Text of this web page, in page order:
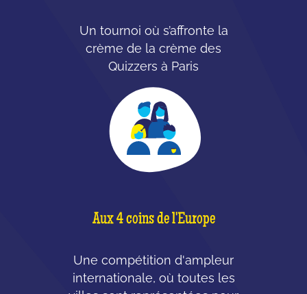
Un tournoi où s’affronte la
crème de la crème des
Quizzers à Paris
Aux 4 coins de l'Europe
Une compétition d'ampleur
internationale, où toutes les